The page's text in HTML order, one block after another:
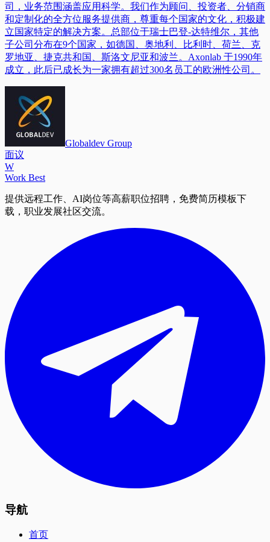
司，业务范围涵盖应用科学。我们作为顾问、投资者、分销商
和定制化的全方位服务提供商，尊重每个国家的文化，积极建
立国家特定的解决方案。总部位于瑞士巴登-达特维尔，其他
子公司分布在9个国家，如德国、奥地利、比利时、荷兰、克
罗地亚、捷克共和国、斯洛文尼亚和波兰。Axonlab 于1990年
成立，此后已成长为一家拥有超过300名员工的欧洲性公司。
Globaldev Group
面议
W
Work Best
提供远程工作、AI岗位等高薪职位招聘，免费简历模板下
载，职业发展社区交流。
导航
首页